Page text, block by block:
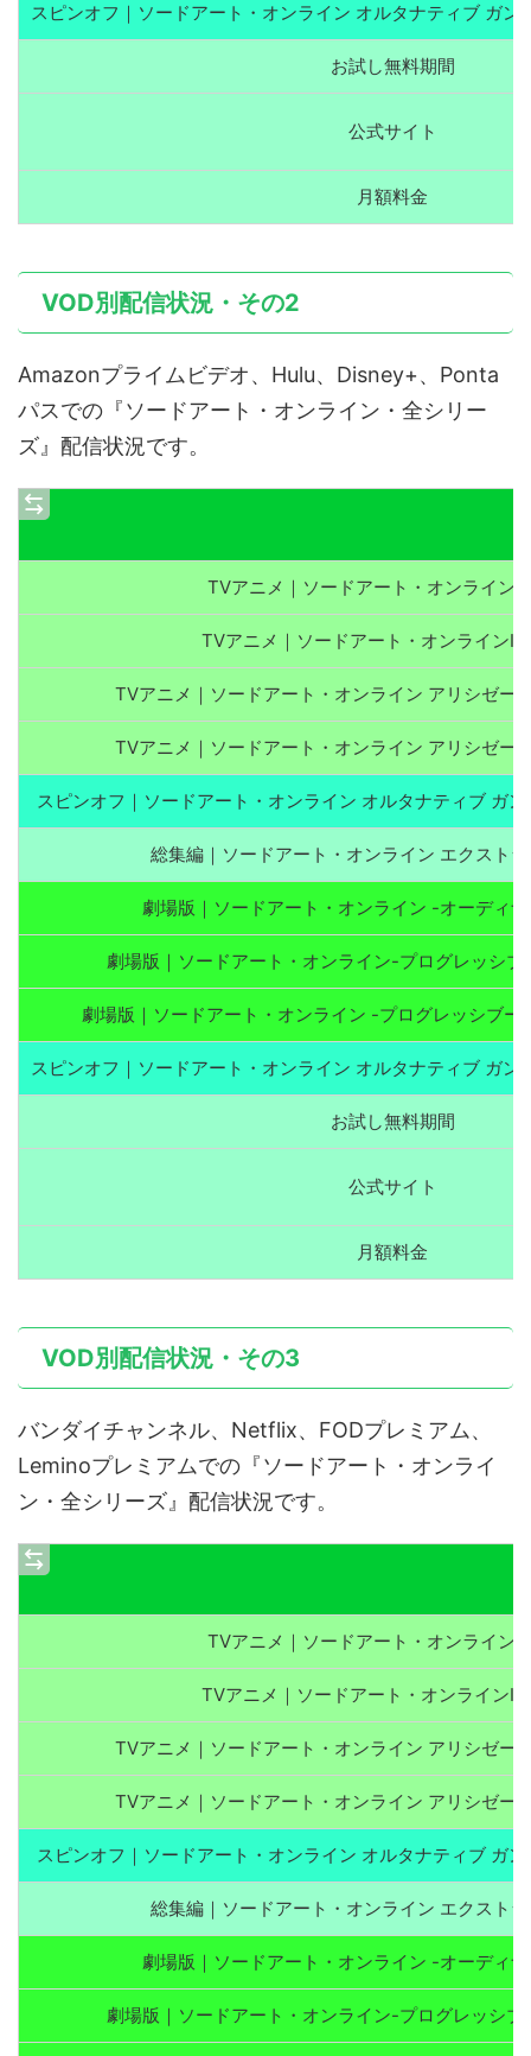
スピンオフ｜ソードアート・オンライン オルタナティブ ガン
お試し無料期間
公式サイト
月額料金
VOD別配信状況・その2
Amazonプライムビデオ、Hulu、Disney+、Ponta
パスでの『ソードアート・オンライン・全シリー
ズ』配信状況です。
TVアニメ｜ソードアート・オンライン
TVアニメ｜ソードアート・オンラインII
TVアニメ｜ソードアート・オンライン アリシゼー
TVアニメ｜ソードアート・オンライン アリシゼー
スピンオフ｜ソードアート・オンライン オルタナティブ ガ
総集編｜ソードアート・オンライン エクスト
劇場版｜ソードアート・オンライン -オーディ
劇場版｜ソードアート・オンライン-プログレッシ
劇場版｜ソードアート・オンライン -プログレッシブー
スピンオフ｜ソードアート・オンライン オルタナティブ ガン
お試し無料期間
公式サイト
月額料金
VOD別配信状況・その3
バンダイチャンネル、Netflix、FODプレミアム、
Leminoプレミアムでの『ソードアート・オンライ
ン・全シリーズ』配信状況です。
TVアニメ｜ソードアート・オンライン
TVアニメ｜ソードアート・オンラインII
TVアニメ｜ソードアート・オンライン アリシゼー
TVアニメ｜ソードアート・オンライン アリシゼー
スピンオフ｜ソードアート・オンライン オルタナティブ ガ
総集編｜ソードアート・オンライン エクスト
劇場版｜ソードアート・オンライン -オーディ
劇場版｜ソードアート・オンライン-プログレッシ